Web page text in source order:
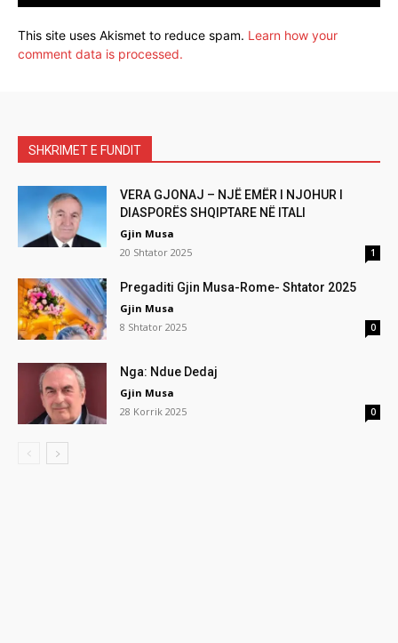
This site uses Akismet to reduce spam. Learn how your
comment data is processed.
SHKRIMET E FUNDIT
VERA GJONAJ – NJË EMËR I NJOHUR I
DIASPORËS SHQIPTARE NË ITALI
Gjin Musa
20 Shtator 2025
1
Pregaditi Gjin Musa-Rome- Shtator 2025
Gjin Musa
8 Shtator 2025
0
Nga: Ndue Dedaj
Gjin Musa
28 Korrik 2025
0